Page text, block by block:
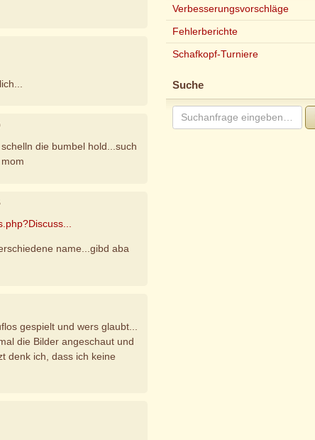
die bumbel hold...such
name...gibd aba
gespielt und wers glaubt...
die Bilder angeschaut und
denk ich, dass ich keine
Verbesserungsvorschläge
Fehlerberichte
Schafkopf-Turniere
Suche